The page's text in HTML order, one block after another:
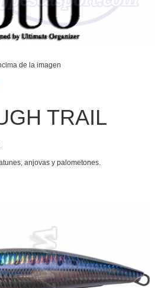
de la imagen
TRAIL
anjovas y palometones.